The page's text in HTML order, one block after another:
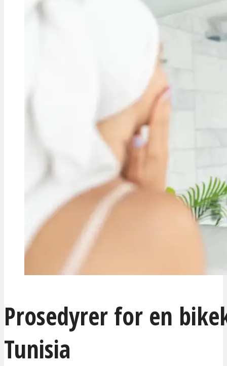
Prosedyrer for en
Tunisia